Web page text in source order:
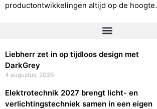
productontwikkelingen altijd op de hoogte.
Liebherr zet in op tijdloos design met
DarkGrey
4 augustus, 2026
Elektrotechnik 2027 brengt licht- en
verlichtingstechniek samen in een eigen